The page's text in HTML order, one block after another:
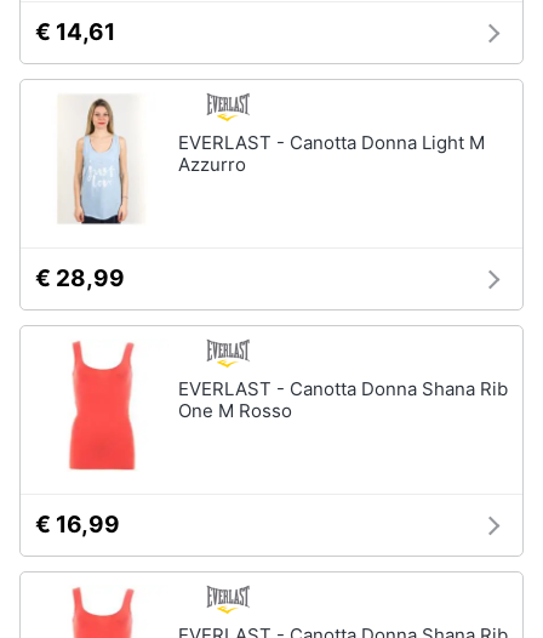
€ 14,61
EVERLAST - Canotta Donna Light M
Azzurro
€ 28,99
EVERLAST - Canotta Donna Shana Rib
One M Rosso
€ 16,99